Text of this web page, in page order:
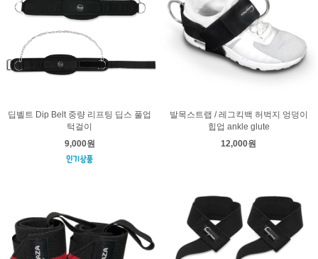
딥벨트 Dip Belt 중량 리프팅 딥스 풀업
턱걸이
9,000원
발목스트랩 / 레그킥백 허벅지 엉덩이
힙업 ankle glute
12,000원